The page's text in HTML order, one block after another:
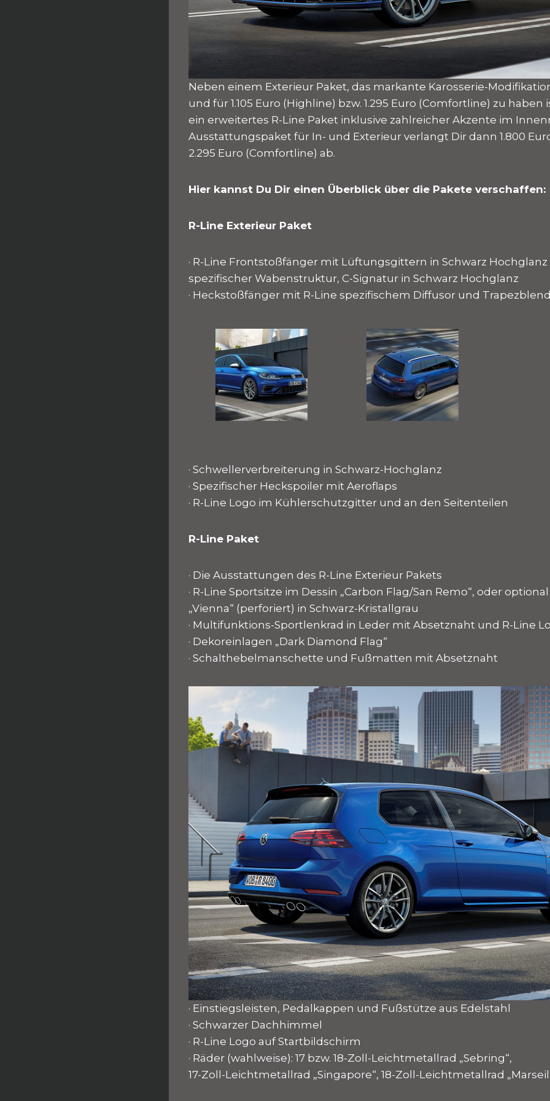
Neben einem Exterieur Paket, das markante Karosserie-
und für 1.105 Euro (Highline) bzw. 1.295 Euro (Comfortline) zu haben
ein erweitertes R-Line Paket inklusive zahlreicher Akzente im
Ausstattungspaket für In- und Exterieur verlangt Dir dann 1.800
2.295 Euro (Comfortline) ab.
Hier kannst Du Dir einen Überblick über die Pakete verschaffen:
R-Line Exterieur Paket
· R-Line Frontstoßfänger mit Lüftungsgittern in Schwarz
spezifischer Wabenstruktur, C-Signatur in Schwarz Hochglanz
· Heckstoßfänger mit R-Line spezifischem Diffusor und
· Schwellerverbreiterung in Schwarz-Hochglanz
· Spezifischer Heckspoiler mit Aeroflaps
· R-Line Logo im Kühlerschutzgitter und an den Seitenteilen
R-Line Paket
· Die Ausstattungen des R-Line Exterieur Pakets
· R-Line Sportsitze im Dessin „Carbon Flag/San Remo“, oder
„Vienna“ (perforiert) in Schwarz-Kristallgrau
· Multifunktions-Sportlenkrad in Leder mit Absetznaht und R-Line
· Dekoreinlagen „Dark Diamond Flag“
· Schalthebelmanschette und Fußmatten mit Absetznaht
· Einstiegsleisten, Pedalkappen und Fußstütze aus Edelstahl
· Schwarzer Dachhimmel
· R-Line Logo auf Startbildschirm
· Räder (wahlweise): 17 bzw. 18-Zoll-Leichtmetallrad „Sebring“,
17-Zoll-Leichtmetallrad „Singapore“, 18-Zoll-Leichtmetallrad